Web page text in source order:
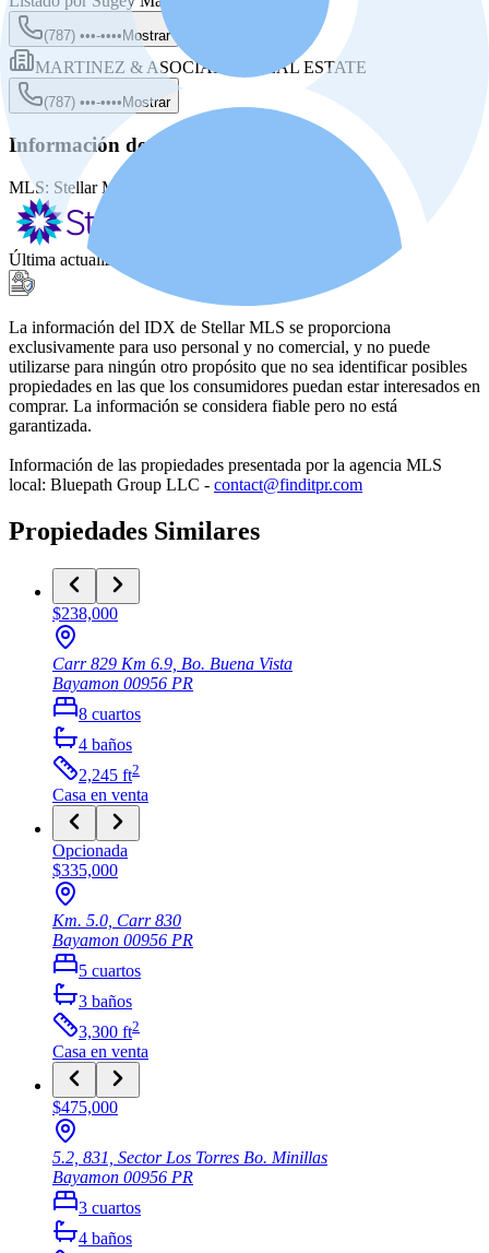
(787) •••-••••Mostrar
MARTINEZ & ASOCIADOS REAL ESTATE
(787) •••-••••Mostrar
Información de la fuente
MLS: Stellar MLS
Última actualización
La información del IDX de Stellar MLS se proporciona
exclusivamente para uso personal y no comercial, y no puede
utilizarse para ningún otro propósito que no sea identificar posibles
propiedades en las que los consumidores puedan estar interesados en
comprar. La información se considera fiable pero no está
garantizada.
Información de las propiedades presentada por la agencia MLS
local: Bluepath Group LLC - contact@finditpr.com
Propiedades Similares
$238,000
Carr 829 Km 6.9, Bo. Buena Vista
Bayamon 00956 PR
8 cuartos
4 baños
2,245 ft2
Casa en venta
Opcionada
$335,000
Km. 5.0, Carr 830
Bayamon 00956 PR
5 cuartos
3 baños
3,300 ft2
Casa en venta
$475,000
5.2, 831, Sector Los Torres Bo. Minillas
Bayamon 00956 PR
3 cuartos
4 baños